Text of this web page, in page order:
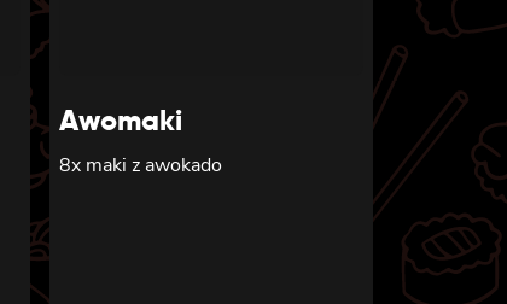
Awomaki
8x maki z awokado